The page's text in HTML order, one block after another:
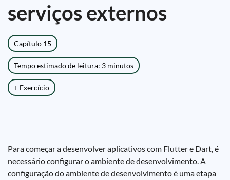
serviços externos
Capítulo 15
Tempo estimado de leitura: 3 minutos
+ Exercício
Para começar a desenvolver aplicativos com Flutter e Dart, é
necessário configurar o ambiente de desenvolvimento. A
configuração do ambiente de desenvolvimento é uma etapa